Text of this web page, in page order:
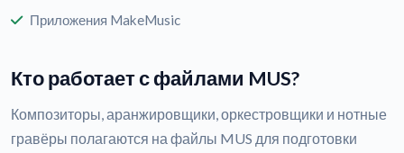
Приложения MakeMusic
Кто работает с файлами MUS?
Композиторы, аранжировщики, оркестровщики и нотные
гравёры полагаются на файлы MUS для подготовки